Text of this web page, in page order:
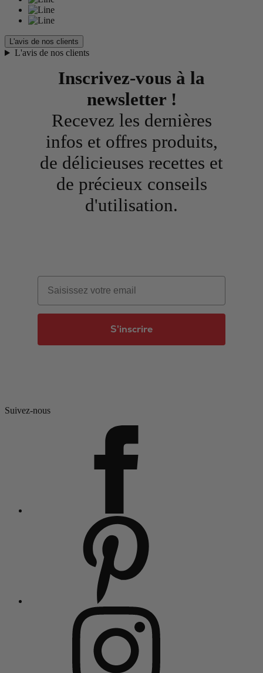
L'avis de nos clients
L'avis de nos clients
Inscrivez-vous à la
newsletter !
Recevez les dernières
infos et offres produits,
de délicieuses recettes et
de précieux conseils
d'utilisation.
Email
S'inscrire
Suivez-nous